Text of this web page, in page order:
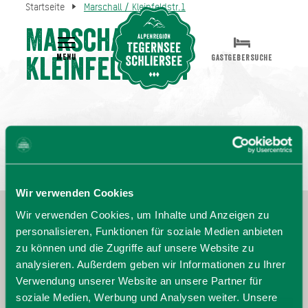
Wir verwenden Cookies
Wir verwenden Cookies, um Inhalte und Anzeigen zu
personalisieren, Funktionen für soziale Medien anbieten
zu können und die Zugriffe auf unsere Website zu
analysieren. Außerdem geben wir Informationen zu Ihrer
Verwendung unserer Website an unsere Partner für
soziale Medien, Werbung und Analysen weiter. Unsere
Startseite Marschall / Kleinfeldstr.1
Marschall /
Kleinfeldstr.1
MENU GASTGEBERSUCHE